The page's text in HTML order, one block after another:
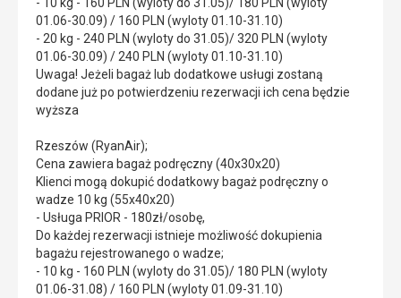
- 10 kg - 160 PLN (wyloty do 31.05)/ 180 PLN (wyloty
01.06-30.09) / 160 PLN (wyloty 01.10-31.10)
- 20 kg - 240 PLN (wyloty do 31.05)/ 320 PLN (wyloty
01.06-30.09) / 240 PLN (wyloty 01.10-31.10)
Uwaga! Jeżeli bagaż lub dodatkowe usługi zostaną
dodane już po potwierdzeniu rezerwacji ich cena będzie
wyższa
Rzeszów (RyanAir);
Cena zawiera bagaż podręczny (40x30x20)
Klienci mogą dokupić dodatkowy bagaż podręczny o
wadze 10 kg (55x40x20)
- Usługa PRIOR - 180zł/osobę,
Do każdej rezerwacji istnieje możliwość dokupienia
bagażu rejestrowanego o wadze;
- 10 kg - 160 PLN (wyloty do 31.05)/ 180 PLN (wyloty
01.06-31.08) / 160 PLN (wyloty 01.09-31.10)